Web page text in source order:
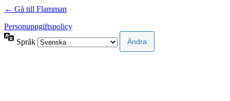
← Gå till Flamman
Personuppgiftspolicy
Språk